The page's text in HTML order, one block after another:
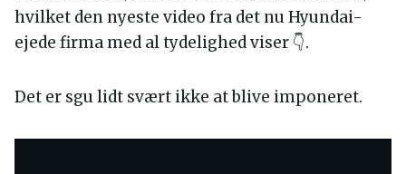
hvilket den nyeste video fra det nu Hyundai-
ejede firma med al tydelighed viser 👇.
Det er sgu lidt svært ikke at blive imponeret.